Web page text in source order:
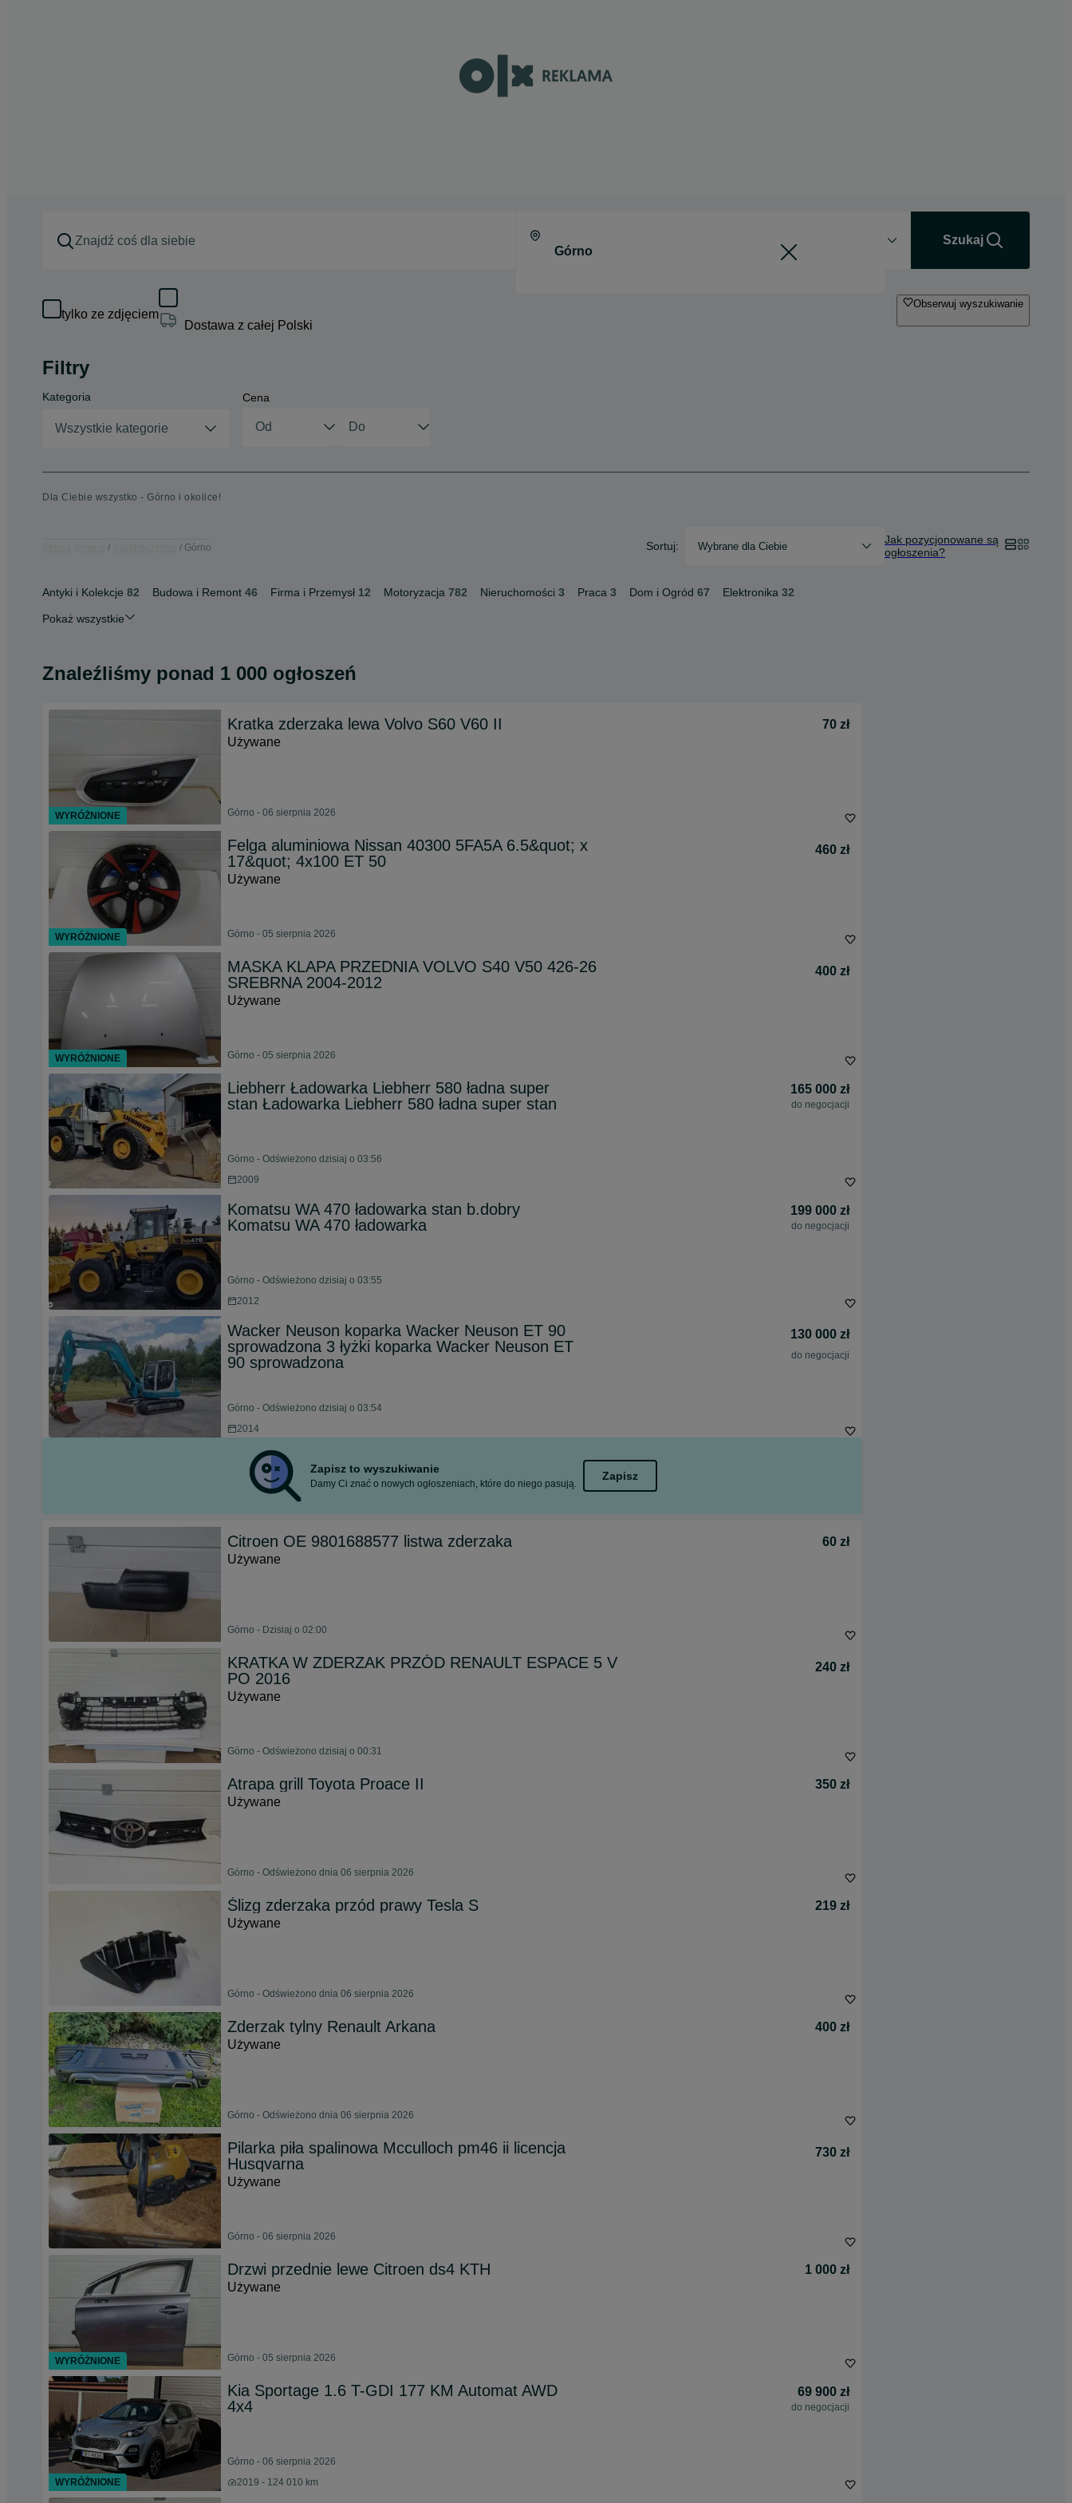
Szukaj
tylko ze zdjęciem
Dostawa z całej Polski
Obserwuj wyszukiwanie
Filtry
Kategoria
Wszystkie kategorie
Cena
Dla Ciebie wszystko - Górno i okolice!
Górno Sortuj: Wybrane dla Ciebie
Jak pozycjonowane są
ogłoszenia?
Antyki i Kolekcje 82 Budowa i Remont 46 Firma i Przemysł 12 Motoryzacja 782 Nieruchomości 3 Praca 3 Dom i Ogród 67 Elektronika 32
Pokaż wszystkie
Znaleźliśmy ponad 1 000 ogłoszeń
Kratka zderzaka lewa Volvo S60 V60 II
70 zł
Używane
Górno - 06 sierpnia 2026
Felga aluminiowa Nissan 40300 5FA5A 6.5&quot; x
17&quot; 4x100 ET 50
460 zł
Używane
Górno - 05 sierpnia 2026
MASKA KLAPA PRZEDNIA VOLVO S40 V50 426-26
SREBRNA 2004-2012
400 zł
Używane
Górno - 05 sierpnia 2026
Liebherr Ładowarka Liebherr 580 ładna super
stan Ładowarka Liebherr 580 ładna super stan
165 000 zł
do negocjacji
Górno - Odświeżono dzisiaj o 03:56
2009
Komatsu WA 470 ładowarka stan b.dobry
Komatsu WA 470 ładowarka
199 000 zł
do negocjacji
Górno - Odświeżono dzisiaj o 03:55
2012
Wacker Neuson koparka Wacker Neuson ET 90
sprowadzona 3 łyżki koparka Wacker Neuson ET
90 sprowadzona
130 000 zł
do negocjacji
Górno - Odświeżono dzisiaj o 03:54
2014
Zapisz to wyszukiwanie
Damy Ci znać o nowych ogłoszeniach, które do niego pasują.
Zapisz
Citroen OE 9801688577 listwa zderzaka
60 zł
Używane
Górno - Dzisiaj o 02:00
KRATKA W ZDERZAK PRZÓD RENAULT ESPACE 5 V
PO 2016
240 zł
Używane
Górno - Odświeżono dzisiaj o 00:31
Atrapa grill Toyota Proace II
350 zł
Używane
Górno - Odświeżono dnia 06 sierpnia 2026
Ślizg zderzaka przód prawy Tesla S
219 zł
Używane
Górno - Odświeżono dnia 06 sierpnia 2026
Zderzak tylny Renault Arkana
400 zł
Używane
Górno - Odświeżono dnia 06 sierpnia 2026
Pilarka piła spalinowa Mcculloch pm46 ii licencja
Husqvarna
730 zł
Używane
Górno - 06 sierpnia 2026
Drzwi przednie lewe Citroen ds4 KTH
1 000 zł
Używane
Górno - 05 sierpnia 2026
Kia Sportage 1.6 T-GDI 177 KM Automat AWD
4x4
69 900 zł
do negocjacji
Górno - 06 sierpnia 2026
2019 - 124 010 km
WYRÓŻNIONE
WYRÓŻNIONE
WYRÓŻNIONE
WYRÓŻNIONE
WYRÓŻNIONE